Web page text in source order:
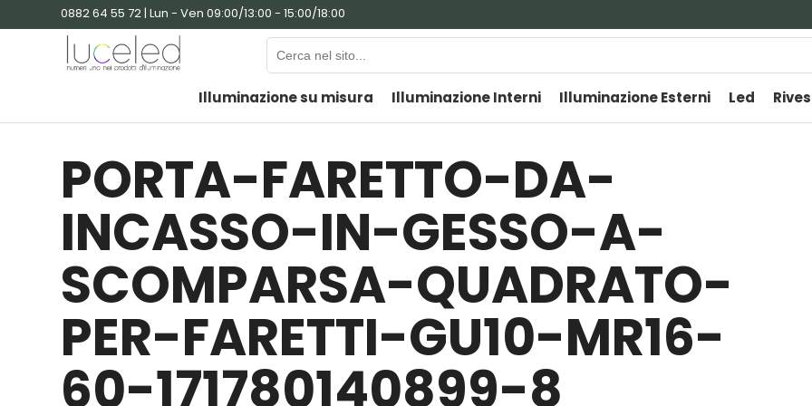
0882 64 55 72 | Lun - Ven 09:00/13:00 - 15:00/18:00
Illuminazione su misura Illuminazione Interni Illuminazione Esterni Led
PORTA-FARETTO-DA-
INCASSO-IN-GESSO-A-
SCOMPARSA-QUADRATO-
PER-FARETTI-GU10-MR16-
60-171780140899-8